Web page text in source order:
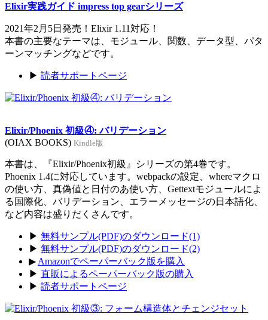
Elixir実践ガイド impress top gearシリーズ
2021年2月5日発売！Elixir 1.11対応！
本書の主要なテーマは、モジュール、関数、データ型、パタ
ーンマッチングなどです。
▶ 読者サポートページ
Elixir/Phoenix 初級④: バリデーション
(OIAX BOOKS) Kindle版
本書は、『Elixir/Phoenix初級』シリーズの第4巻です。
Phoenix 1.4に対応しています。webpackの設定、whereマクロ
の使い方、真偽値と日付のあ使い方、Gettextモジュールによ
る国際化、バリデーション、エラーメッセージの日本語化、
など内容は盛りだくさんです。
▶ 無料サンプル(PDF)のダウンロード(1)
▶ 無料サンプル(PDF)のダウンロード(2)
▶ Amazonでペーパーバック版を購入
▶ 直販によるペーパーバック版の購入
▶ 読者サポートページ